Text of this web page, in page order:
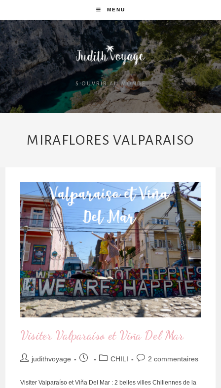
MENU
S'OUVRIR AU MONDE
MIRAFLORES VALPARAISO
Visiter Valparaíso et Viña Del Mar
judithvoyage CHILI 2 commentaires
Visiter Valparaíso et Viña Del Mar : 2 belles villes Chiliennes de la